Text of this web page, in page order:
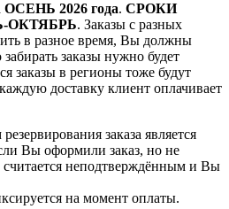
ОСЕНЬ 2026 года. СРОКИ
ОКТЯБРЬ. Заказы с разных
в разное время, Вы должны
заказы нужно будет
заказы в регионы тоже будут
доставку клиент оплачивает
заказа является
Вы оформили заказ, но не
считается неподтверждённым и Вы
на момент оплаты.